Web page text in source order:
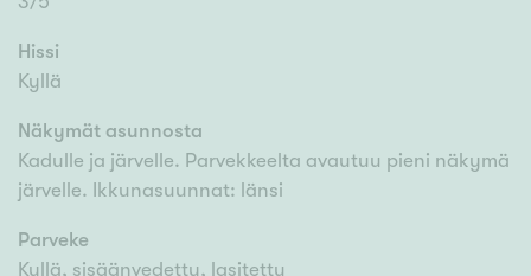
Hissi
Kyllä
Näkymät asunnosta
Kadulle ja järvelle. Parvekkeelta avautuu pieni näkymä
järvelle. Ikkunasuunnat: länsi
Parveke
Kyllä, sisäänvedetty, lasitettu